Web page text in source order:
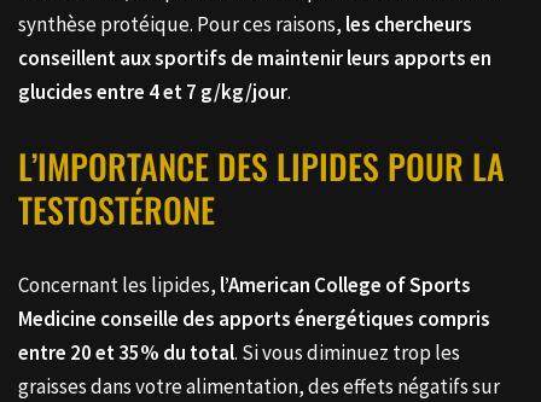
synthèse protéique. Pour ces raisons, les chercheurs
conseillent aux sportifs de maintenir leurs apports en
glucides entre 4 et 7 g/kg/jour.
L’IMPORTANCE DES LIPIDES POUR LA
TESTOSTÉRONE
Concernant les lipides, l’American College of Sports
Medicine conseille des apports énergétiques compris
entre 20 et 35% du total. Si vous diminuez trop les
graisses dans votre alimentation, des effets négatifs sur